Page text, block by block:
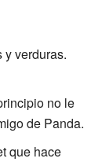
y verduras.
no le
de Panda.
que hace